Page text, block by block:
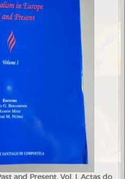
and Present. Vol. I. Actas do